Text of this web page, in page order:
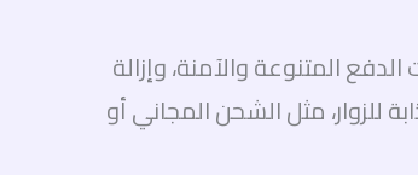
المتنوعة والآمنة، وإزالة
مثل الشحن المجاني أو